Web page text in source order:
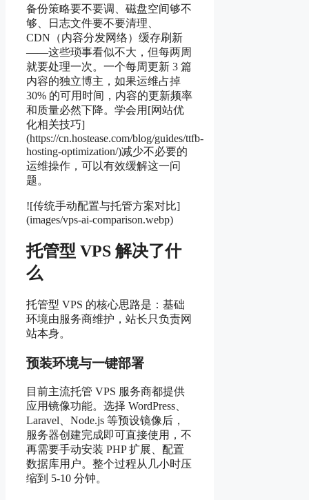
备份策略要不要调、磁盘空间够不
够、日志文件要不要清理、
CDN（内容分发网络）缓存刷新
——这些琐事看似不大，但每两周
就要处理一次。一个每周更新 3 篇
内容的独立博主，如果运维占掉
30% 的可用时间，内容的更新频率
和质量必然下降。学会用[网站优
化相关技巧]
(https://cn.hostease.com/blog/guides/ttfb-
hosting-optimization/)减少不必要的
运维操作，可以有效缓解这一问
题。
![传统手动配置与托管方案对比]
(images/vps-ai-comparison.webp)
托管型 VPS 解决了什
么
托管型 VPS 的核心思路是：基础
环境由服务商维护，站长只负责网
站本身。
预装环境与一键部署
目前主流托管 VPS 服务商都提供
应用镜像功能。选择 WordPress、
Laravel、Node.js 等预设镜像后，
服务器创建完成即可直接使用，不
再需要手动安装 PHP 扩展、配置
数据库用户。整个过程从几小时压
缩到 5-10 分钟。